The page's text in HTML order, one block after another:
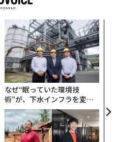
なぜ“眠っていた環境技
術”が、下水インフラを変え
たのか──産総研×月島JFE
アクアソリューションの10年